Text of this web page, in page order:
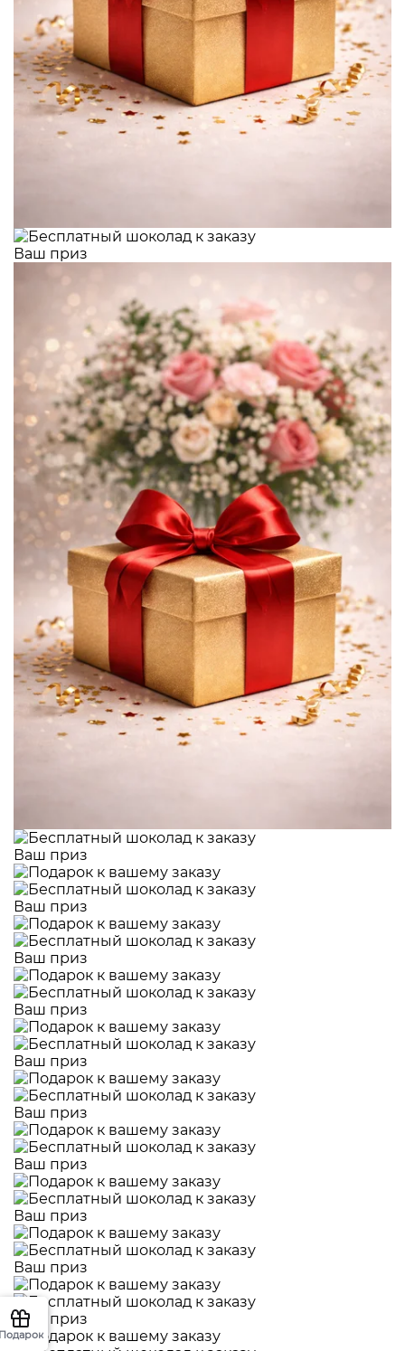
Ваш приз
Ваш приз
Ваш приз
Ваш приз
Ваш приз
Ваш приз
Ваш приз
Ваш приз
Ваш приз
Ваш приз
Ваш приз